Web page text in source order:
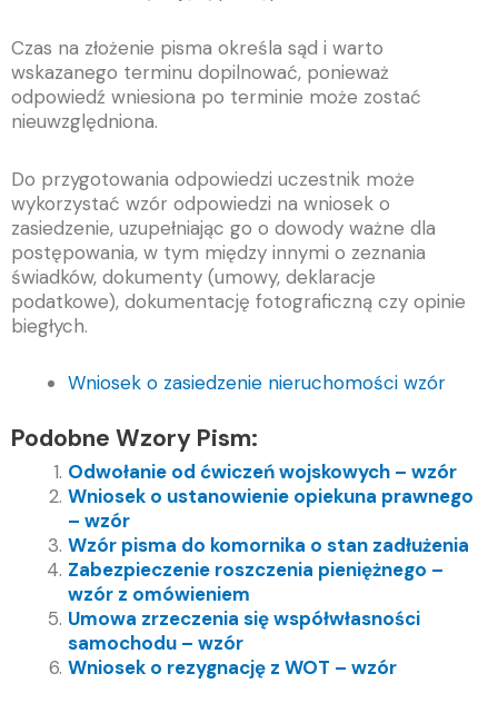
Czas na złożenie pisma określa sąd i warto
wskazanego terminu dopilnować, ponieważ
odpowiedź wniesiona po terminie może zostać
nieuwzględniona.
Do przygotowania odpowiedzi uczestnik może
wykorzystać wzór odpowiedzi na wniosek o
zasiedzenie, uzupełniając go o dowody ważne dla
postępowania, w tym między innymi o zeznania
świadków, dokumenty (umowy, deklaracje
podatkowe), dokumentację fotograficzną czy opinie
biegłych.
Wniosek o zasiedzenie nieruchomości wzór
Podobne Wzory Pism:
Odwołanie od ćwiczeń wojskowych – wzór
Wniosek o ustanowienie opiekuna prawnego
– wzór
Wzór pisma do komornika o stan zadłużenia
Zabezpieczenie roszczenia pieniężnego –
wzór z omówieniem
Umowa zrzeczenia się współwłasności
samochodu – wzór
Wniosek o rezygnację z WOT – wzór